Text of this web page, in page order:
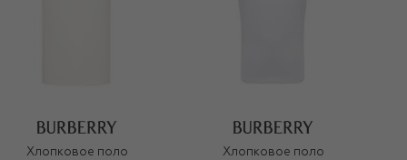
Хлопковое поло
Хлопковое поло